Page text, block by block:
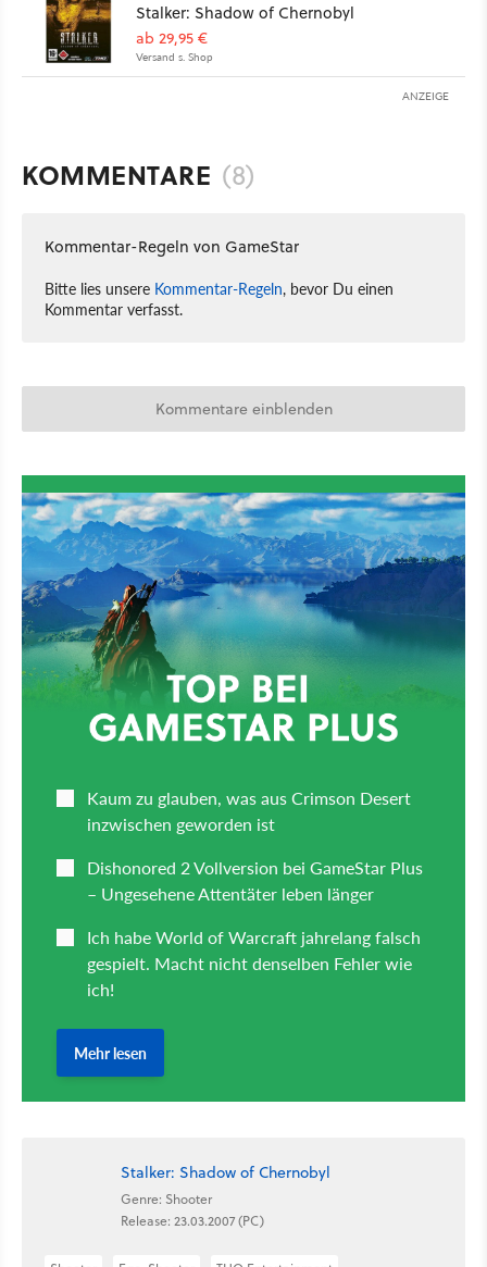
Stalker: Shadow of Chernobyl
ab 29,95 €
Versand s. Shop
ANZEIGE
KOMMENTARE (8)
Kommentar-Regeln von GameStar
Bitte lies unsere Kommentar-Regeln, bevor Du einen
Kommentar verfasst.
Kommentare einblenden
Stalker: Shadow of Chernobyl
Genre: Shooter
Release: 23.03.2007 (PC)